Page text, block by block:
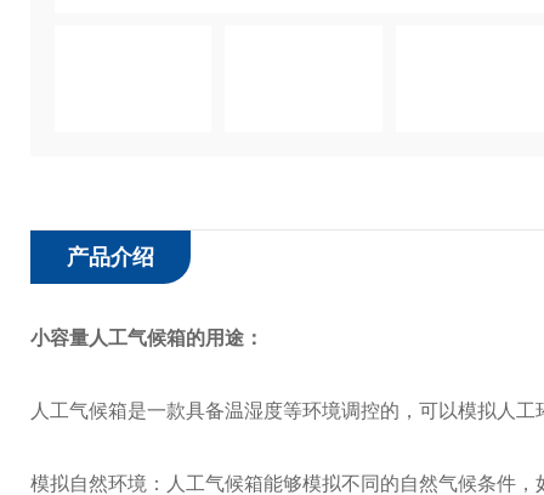
产品介绍
小容量人工气候箱的用途：
人工气候箱是一款具备温湿度等环境调控的，可以模拟人
模拟自然环境：人工气候箱能够模拟不同的自然气候条件